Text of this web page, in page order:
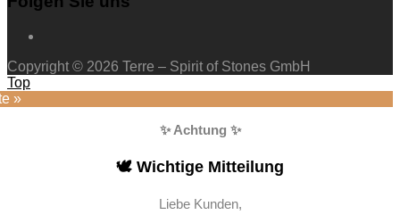
Copyright © 2026 Terre – Spirit of Stones GmbH
Top
»
✨ Achtung ✨
🕊️ Wichtige Mitteilung
Liebe Kunden,